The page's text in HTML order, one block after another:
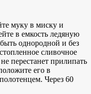
муку в миску и
в емкость ледяную
однородной и без
сливочное
перестанет прилипать
его в
Через 60